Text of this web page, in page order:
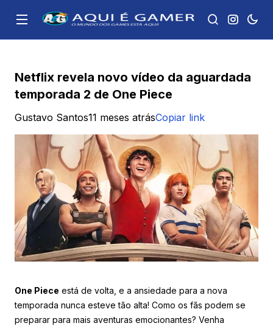
Netflix revela novo vídeo da aguardada
temporada 2 de One Piece
Gustavo Santos11 meses atrásCopiar link
One Piece está de volta, e a ansiedade para a nova
temporada nunca esteve tão alta! Como os fãs podem se
preparar para mais aventuras emocionantes? Venha